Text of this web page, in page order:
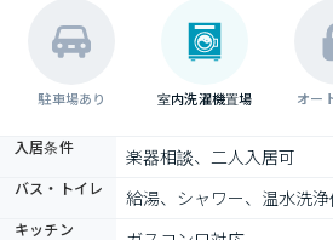
駐車場あり 室内洗濯機置場 オー
入居条件 楽器相談、二人入居可
バス・トイレ 給湯、シャワー、温水洗
キッチン